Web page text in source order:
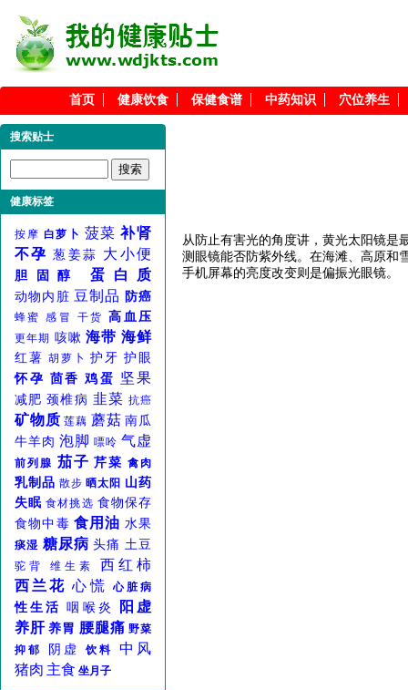
首页 健康饮食 保健食谱 中药知识 穴位养生
搜索贴士
健康标签
按摩 白萝卜 菠菜 补肾
不孕 葱姜蒜 大小便
胆固醇 蛋白质
动物内脏 豆制品 防癌
蜂蜜 感冒 干货 高血压
更年期 咳嗽 海带 海鲜
红薯 胡萝卜 护牙 护眼
怀孕 茴香 鸡蛋 坚果
减肥 颈椎病 韭菜 抗癌
矿物质 莲藕 蘑菇 南瓜
牛羊肉 泡脚 嘌呤 气虚
前列腺 茄子 芹菜 禽肉
乳制品 散步 晒太阳 山药
失眠 食材挑选 食物保存
食物中毒 食用油 水果
痰湿 糖尿病 头痛 土豆
驼背 维生素
西红柿
西兰花 心慌 心脏病
性生活 咽喉炎
阳虚
养肝 养胃 腰腿痛 野菜
抑郁
阴虚 饮料
中风
猪肉 主食 坐月子
从防止有害光的角度讲，黄光太阳镜是
测眼镜能否防紫外线。在海滩、高原和
手机屏幕的亮度改变则是偏振光眼镜。